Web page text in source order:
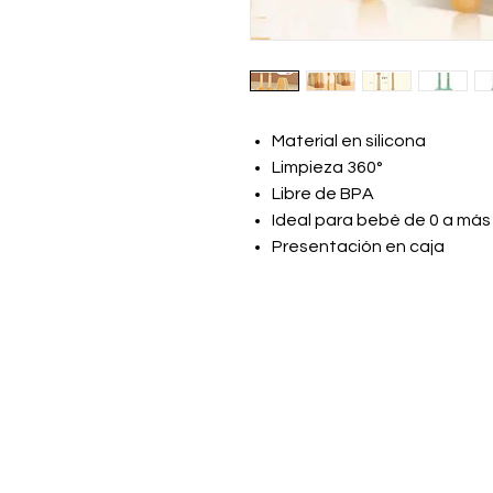
Material en silicona
Limpieza 360°
Libre de BPA
Ideal para bebé de 0 a más
Presentación en caja